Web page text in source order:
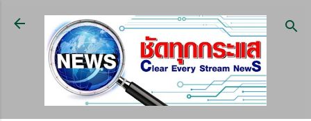
ข้ามไปที่เนื้อหาหลัก